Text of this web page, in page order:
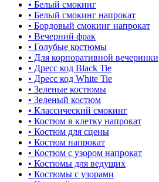
• Белый смокинг
• Белый смокинг напрокат
• Бордовый смокинг напрокат
• Вечерний фрак
• Голубые костюмы
• Для корпоративной вечеринки
• Дресс код Black Tie
• Дресс код White Tie
• Зеленые костюмы
• Зеленый костюм
• Классический смокинг
• Костюм в клетку напрокат
• Костюм для сцены
• Костюм напрокат
• Костюм с узором напрокат
• Костюмы для ведущих
• Костюмы с узорами